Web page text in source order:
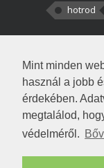
Mint minden
használ a jobb
érdekében.
megtalálod,
védelméről.
hotrod
darabbaal
!fasza